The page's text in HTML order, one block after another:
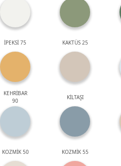
İPEKSİ 75 KAKTÜS 25
KEHRİBAR
90
KİLTAŞI
KOZMİK 50 KOZMİK 55